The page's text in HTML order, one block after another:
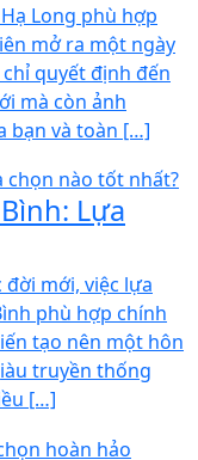
Long phù hợp
mở ra một ngày
quyết định đến
mà còn ảnh
bạn và toàn […]
Lựa
mới, việc lựa
phù hợp chính
tạo nên một hôn
truyền thống
[…]